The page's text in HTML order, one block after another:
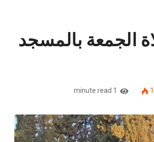
الجمعة بالمسجد
1 minute read